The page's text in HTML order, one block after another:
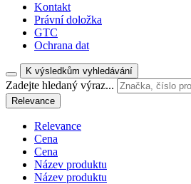
Kontakt
Právní doložka
GTC
Ochrana dat
K výsledkům vyhledávání
Zadejte hledaný výraz...
Relevance
Relevance
Cena
Cena
Název produktu
Název produktu